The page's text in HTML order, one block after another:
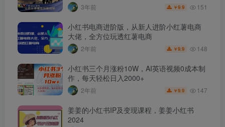
3年前 ￥9.9 151
小红书电商进阶版，从新人进阶小红薯电商
大佬，全方位玩透红薯电商
2年前 ￥9.9 148
小红书三个月涨粉10W，AI英语视频0成本制
作，每天轻松日入2000+
2年前 ￥9.9 147
姜姜的小红书IP及变现课程，姜姜小红书
2024